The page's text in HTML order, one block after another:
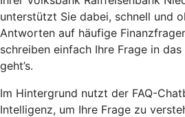
unterstützt Sie dabei, schnell und
Antworten auf häufige
schreiben einfach Ihre Frage in
geht’s.
Im Hintergrund nutzt der FAQ-
Intelligenz, um Ihre Frage zu